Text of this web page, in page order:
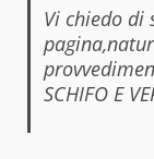
Vi chiedo di
SCHIFO E